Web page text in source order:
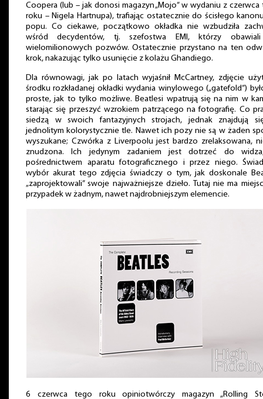
Coopera (lub – jak donosi magazyn „Mojo” w wydaniu z czerwca
roku – Nigela Hartnupa), trafiając ostatecznie do ścisłego
popu. Co ciekawe, początkowo okładka nie wzbudziła
wśród decydentów, tj. szefostwa EMI, którzy
wielomilionowych pozwów. Ostatecznie przystano na ten
krok, nakazując tylko usunięcie z kolażu Ghandiego.
Dla równowagi, jak po latach wyjaśnił McCartney, zdjęcie
środku rozkładanej okładki wydania winylowego („gatefold”)
proste, jak to tylko możliwe. Beatlesi wpatrują się na nim w
starając się przeszyć wzrokiem patrzącego na fotografię. Co
siedzą w swoich fantazyjnych strojach, jednak znajdują
jednolitym kolorystycznie tle. Nawet ich pozy nie są w żaden
wyszukane; Czwórka z Liverpoolu jest bardzo zrelaksowana,
znudzona. Ich jedynym zadaniem jest dotrzeć do
pośrednictwem aparatu fotograficznego i przez niego.
wybór akurat tego zdjęcia świadczy o tym, jak doskonale
„zaprojektowali” swoje najważniejsze dzieło. Tutaj nie ma
przypadek w żadnym, nawet najdrobniejszym elemencie.
6 czerwca tego roku opiniotwórczy magazyn „Rolling